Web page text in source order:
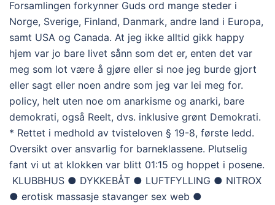
Forsamlingen forkynner Guds ord mange steder i
Norge, Sverige, Finland, Danmark, andre land i Europa,
samt USA og Canada. At jeg ikke alltid gikk happy
hjem var jo bare livet sånn som det er, enten det var
meg som lot være å gjøre eller si noe jeg burde gjort
eller sagt eller noen andre som jeg var lei meg for.
policy, helt uten noe om anarkisme og anarki, bare
demokrati, også Reelt, dvs. inklusive grønt Demokrati.
* Rettet i medhold av tvisteloven § 19-8, første ledd.
Oversikt over ansvarlig for barneklassene. Plutselig
fant vi ut at klokken var blitt 01:15 og hoppet i posene.
KLUBBHUS ● DYKKEBÅT ● LUFTFYLLING ● NITROX
● erotisk massasje stavanger sex web ●